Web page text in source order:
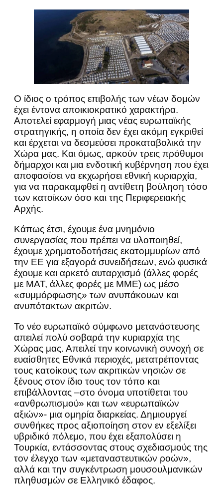
Ο ίδιος ο τρόπος επιβολής των νέων δομών
έχει έντονα αποικιοκρατικό χαρακτήρα.
Αποτελεί εφαρμογή μιας νέας ευρωπαϊκής
στρατηγικής, η οποία δεν έχει ακόμη εγκριθεί
και έρχεται να δεσμεύσει προκαταβολικά την
Χώρα μας. Και όμως, αρκούν τρεις πρόθυμοι
δήμαρχοι και μια ενδοτική κυβέρνηση που έχει
αποφασίσει να εκχωρήσει εθνική κυριαρχία,
για να παρακαμφθεί η αντίθετη βούληση τόσο
των κατοίκων όσο και της Περιφερειακής
Αρχής.
Κάπως έτσι, έχουμε ένα μνημόνιο
συνεργασίας που πρέπει να υλοποιηθεί,
έχουμε χρηματοδοτήσεις εκατομμυρίων από
την ΕΕ για εξαγορά συνειδήσεων, ενώ φυσικά
έχουμε και αρκετό αυταρχισμό (άλλες φορές
με ΜΑΤ, άλλες φορές με ΜΜΕ) ως μέσο
«συμμόρφωσης» των ανυπάκουων και
ανυπότακτων ακριτών.
Το νέο ευρωπαϊκό σύμφωνο μετανάστευσης
απειλεί πολύ σοβαρά την κυριαρχία της
Χώρας μας. Απειλεί την κοινωνική συνοχή σε
ευαίσθητες Εθνικά περιοχές, μετατρέποντας
τους κατοίκους των ακριτικών νησιών σε
ξένους στον ίδιο τους τον τόπο και
επιβάλλοντας –στο όνομα υποτίθεται του
«ανθρωπισμού» και των «ευρωπαϊκών
αξιών»- μια ομηρία διαρκείας. Δημιουργεί
συνθήκες προς αξιοποίηση στον εν εξελίξει
υβριδικό πόλεμο, που έχει εξαπολύσει η
Τουρκία, εντάσσοντας στους σχεδιασμούς της
τον έλεγχο των «μεταναστευτικών ροών»,
αλλά και την συγκέντρωση μουσουλμανικών
πληθυσμών σε Ελληνικό έδαφος.